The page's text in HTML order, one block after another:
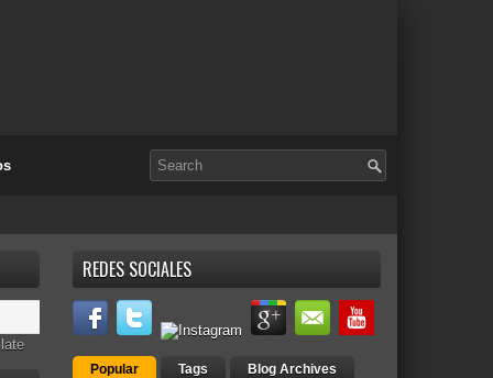
REDES SOCIALES
Popular Tags Blog Archives